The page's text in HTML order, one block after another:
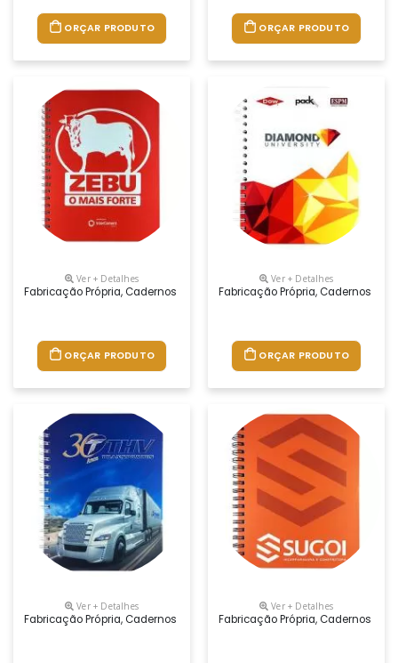
ORÇAR PRODUTO ORÇAR PRODUTO
Ver + Detalhes
Fabricação Própria, Cadernos Personalizados Do Seu Jeito.tamanhos
ORÇAR PRODUTO
Ver + Detalhes
Fabricação Própria, Cadernos
ORÇAR PRODUTO
Ver + Detalhes
Fabricação Própria, Cadernos Personalizados Do Seu Jeito.tamanhos
Ver + Detalhes
Fabricação Própria, Cadernos